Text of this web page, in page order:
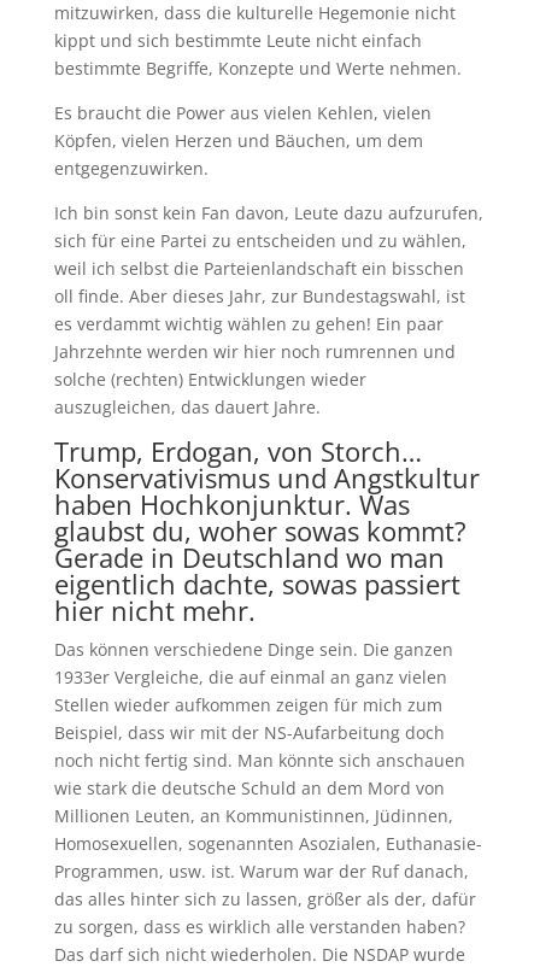
mitzuwirken, dass die kulturelle Hegemonie nicht
kippt und sich bestimmte Leute nicht einfach
bestimmte Begriffe, Konzepte und Werte nehmen.
Es braucht die Power aus vielen Kehlen, vielen
Köpfen, vielen Herzen und Bäuchen, um dem
entgegenzuwirken.
Ich bin sonst kein Fan davon, Leute dazu aufzurufen,
sich für eine Partei zu entscheiden und zu wählen,
weil ich selbst die Parteienlandschaft ein bisschen
oll finde. Aber dieses Jahr, zur Bundestagswahl, ist
es verdammt wichtig wählen zu gehen! Ein paar
Jahrzehnte werden wir hier noch rumrennen und
solche (rechten) Entwicklungen wieder
auszugleichen, das dauert Jahre.
Trump, Erdogan, von Storch…
Konservativismus und Angstkultur
haben Hochkonjunktur. Was
glaubst du, woher sowas kommt?
Gerade in Deutschland wo man
eigentlich dachte, sowas passiert
hier nicht mehr.
Das können verschiedene Dinge sein. Die ganzen
1933er Vergleiche, die auf einmal an ganz vielen
Stellen wieder aufkommen zeigen für mich zum
Beispiel, dass wir mit der NS-Aufarbeitung doch
noch nicht fertig sind. Man könnte sich anschauen
wie stark die deutsche Schuld an dem Mord von
Millionen Leuten, an Kommunistinnen, Jüdinnen,
Homosexuellen, sogenannten Asozialen, Euthanasie-
Programmen, usw. ist. Warum war der Ruf danach,
das alles hinter sich zu lassen, größer als der, dafür
zu sorgen, dass es wirklich alle verstanden haben?
Das darf sich nicht wiederholen. Die NSDAP wurde